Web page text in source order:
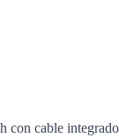
con cable integrado